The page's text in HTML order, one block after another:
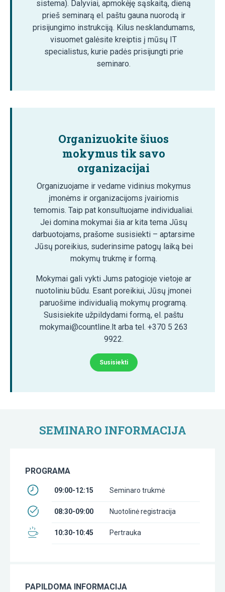
sistema). Dalyviai, apmokėję sąskaitą, dieną
prieš seminarą el. paštu gauna nuorodą ir
prisijungimo instrukciją. Kilus nesklandumams,
visuomet galėsite kreiptis į mūsų IT
specialistus, kurie padės prisijungti prie
seminaro.
Organizuokite šiuos
mokymus tik savo
organizacijai
Organizuojame ir vedame vidinius mokymus
įmonėms ir organizacijoms įvairiomis
temomis. Taip pat konsultuojame individualiai.
Jei domina mokymai šia ar kita tema Jūsų
darbuotojams, prašome susisiekti – aptarsime
Jūsų poreikius, suderinsime patogų laiką bei
mokymų trukmę ir formą.
Mokymai gali vykti Jums patogioje vietoje ar
nuotoliniu būdu. Esant poreikiui, Jūsų įmonei
paruošime individualią mokymų programą.
Susisiekite užpildydami formą, el. paštu
mokymai@countline.lt arba tel. +370 5 263
9922.
Susisiekti
SEMINARO INFORMACIJA
PROGRAMA
09:00-12:15 Seminaro trukmė
08:30-09:00 Nuotolinė registracija
10:30-10:45 Pertrauka
PAPILDOMA INFORMACIJA